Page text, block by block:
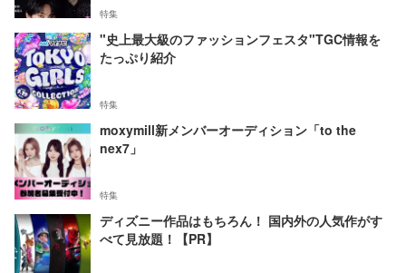
特集
"史上最大級のファッションフェスタ"TGC情報を
たっぷり紹介
特集
moxymill新メンバーオーディション「to the
nex7」
特集
ディズニー作品はもちろん！ 国内外の人気作がす
べて見放題！【PR】